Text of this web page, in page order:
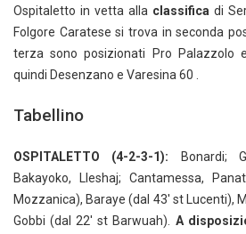
Ospitaletto in vetta alla classificadi
Folgore Caratese si trova in seconda
terza sono posizionati Pro Palazzolo
quindi Desenzano e Varesina 60 .
Tabellino
OSPITALETTO (4-2-3-1): Bonardi;
Bakayoko, Lleshaj; Cantamessa,
Mozzanica), Baraye (dal 43′ st Lucenti),
Gobbi (dal 22′ st Barwuah). A